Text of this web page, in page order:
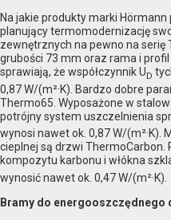
Na jakie produkty marki
planujący termomodernizację
zewnętrznych na pewno na serię
grubości 73 mm oraz rama i
sprawiają, że współczynnik UD
0,87 W/‌(m²·K). Bardzo dobre
Thermo65. Wyposażone w
potrójny system uszczelnienia
wynosi nawet ok. 0,87 W/‌
cieplnej są drzwi ThermoCarbon.
kompozytu karbonu i włókna
wynosić nawet ok. 0,47 W/(m²·K).
Bramy do energooszczędnego